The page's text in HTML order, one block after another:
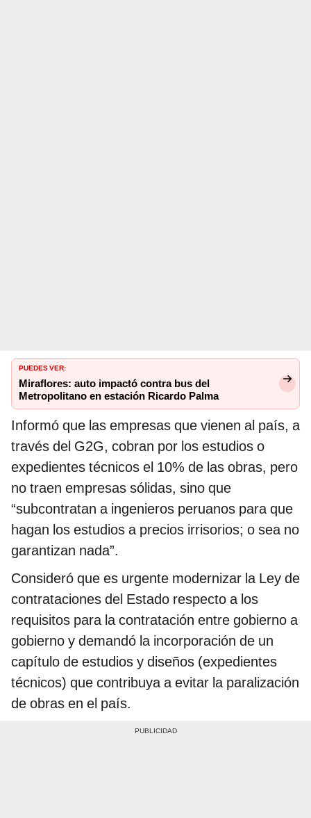
PUEDES VER:
Miraflores: auto impactó contra bus del
Metropolitano en estación Ricardo Palma
Informó que las empresas que vienen al país, a
través del G2G, cobran por los estudios o
expedientes técnicos el 10% de las obras, pero
no traen empresas sólidas, sino que
“subcontratan a ingenieros peruanos para que
hagan los estudios a precios irrisorios; o sea no
garantizan nada”.
Consideró que es urgente modernizar la Ley de
contrataciones del Estado respecto a los
requisitos para la contratación entre gobierno a
gobierno y demandó la incorporación de un
capítulo de estudios y diseños (expedientes
técnicos) que contribuya a evitar la paralización
de obras en el país.